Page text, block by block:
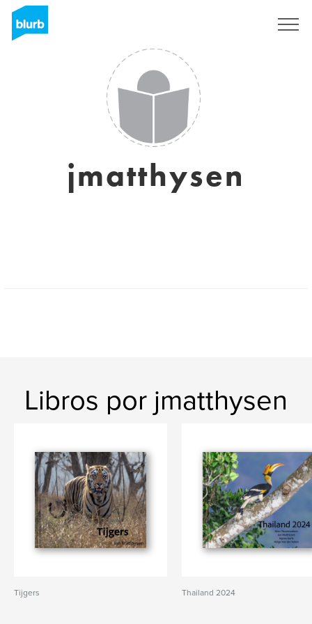
jmatthysen
Libros por jmatthysen
Tijgers Thailand 2024